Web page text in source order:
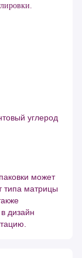
углерод
может
типа матрицы
дизайн